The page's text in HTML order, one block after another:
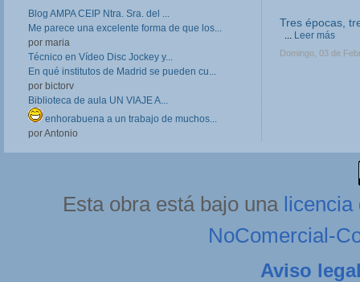
Blog AMPA CEIP Ntra. Sra. del ...
Me parece una excelente forma de que los...
por maria
Técnico en Vídeo Disc Jockey y...
En qué institutos de Madrid se pueden cu...
por bictorv
Biblioteca de aula UN VIAJE A...
enhorabuena a un trabajo de muchos...
por Antonio
Tres épocas,
... Leer más
Domingo, 03 de
Esta obra está bajo una licencia
NoComercial-
Aviso